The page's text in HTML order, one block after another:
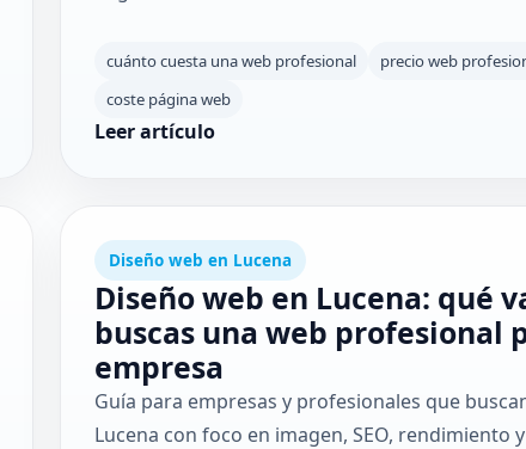
cuánto cuesta una web profesional
precio web
coste página web
Leer artículo
Diseño web en Lucena
Diseño web en Lucena: qué
buscas una web profesional
empresa
Guía para empresas y profesionales que
Lucena con foco en imagen, SEO, rendimiento